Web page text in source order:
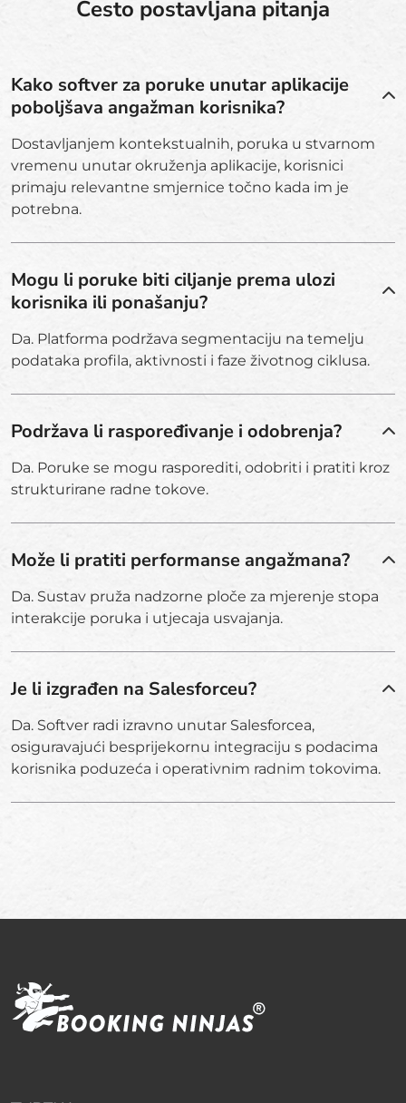
Često postavljana pitanja
Kako softver za poruke unutar aplikacije
poboljšava angažman korisnika?
Dostavljanjem kontekstualnih, poruka u stvarnom
vremenu unutar okruženja aplikacije, korisnici
primaju relevantne smjernice točno kada im je
potrebna.
Mogu li poruke biti ciljanje prema ulozi
korisnika ili ponašanju?
Da. Platforma podržava segmentaciju na temelju
podataka profila, aktivnosti i faze životnog ciklusa.
Podržava li raspoređivanje i odobrenja?
Da. Poruke se mogu rasporediti, odobriti i pratiti kroz
strukturirane radne tokove.
Može li pratiti performanse angažmana?
Da. Sustav pruža nadzorne ploče za mjerenje stopa
interakcije poruka i utjecaja usvajanja.
Je li izgrađen na Salesforceu?
Da. Softver radi izravno unutar Salesforcea,
osiguravajući besprijekornu integraciju s podacima
korisnika poduzeća i operativnim radnim tokovima.